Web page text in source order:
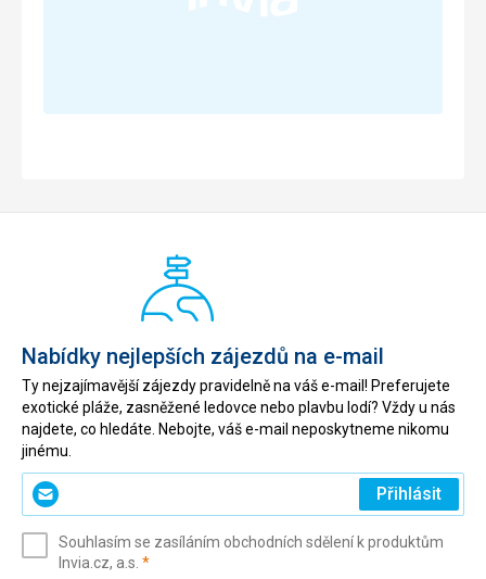
Nabídky nejlepších zájezdů na e-mail
Ty nejzajímavější zájezdy pravidelně na váš e-mail! Preferujete
exotické pláže, zasněžené ledovce nebo plavbu lodí? Vždy u nás
najdete, co hledáte. Nebojte, váš e-mail neposkytneme nikomu
jinému.
Zadejte
svůj
(povinné)
Přihlásit
Souhlasím se zasíláním obchodních sdělení k produktům
Invia.cz, a.s. *(povinné)